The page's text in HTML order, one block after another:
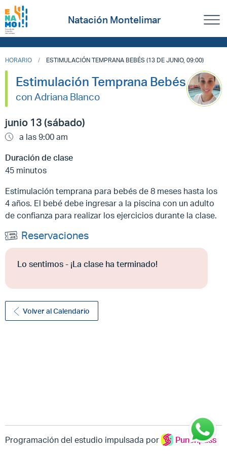
Natación Montelimar
HORARIO ESTIMULACIÓN TEMPRANA BEBÉS (13 DE JUNIO, 09:00)
Estimulación Temprana Bebés
con Adriana Blanco
junio 13 (sábado)
a las 9:00 am
Duración de clase
45 minutos
Estimulación temprana para bebés de 8 meses hasta los
4 años. El bebé debe ingresar a la piscina con un adulto
de confianza para realizar los ejercicios durante la clase.
Reservaciones
Lo sentimos - ¡La clase ha terminado!
Volver al Calendario
Programación del estudio impulsada por Punchpass